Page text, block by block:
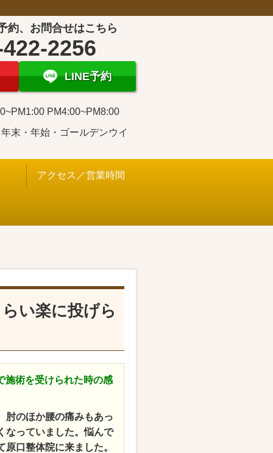
約、お問合せはこちら
2256
LINE予約
PM4:00~PM8:00
年末・年始・ゴールデンウイ
アクセス／営業時間
い楽に投げら
施術を受けられた時の感
肘のほか腰の痛みもあっ
なっていました。悩んで
口整体院に来ました。